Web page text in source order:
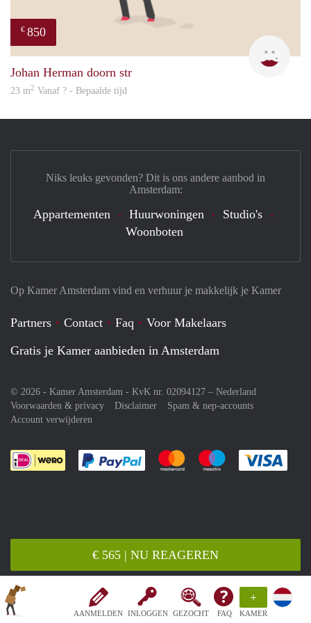
AANMELDEN INLOGGEN GEZOCHT FAQ
+
KAMER
€ 565 | NU REAGEREN
€ 850
Johan Herman doorn str
23 m2 Vanaf ? - Bepaalde tijd
Op Kamer Amsterdam vind en verhuur je makkelijk je Kamer
Partners Contact Faq
Voor Makelaars
Gratis je Kamer aanbieden in Amsterdam
© 2026 - Kamer Amsterdam - KvK nr. 02094127 – Nederland
Voorwaarden & privacy
Disclaimer
Spam & nep-accounts
Account verwijderen
Je rekent gemakkelijk af met Paypal
Je rekent gemakkelijk af met
Je rekent
Niks leuks gevonden? Dit is ons andere aanbod in
Amsterdam:
Appartementen Huurwoningen
Studio's
Woonboten